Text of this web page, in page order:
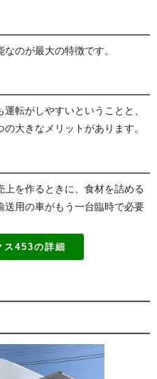
のが最大の特徴です。
転がしやすいということと、
大きなメリットがあります。
を作るときに、食材を詰める
送用の車がもう一台臨時で必要
ス453の詳細